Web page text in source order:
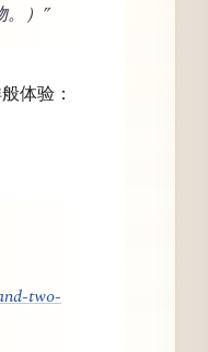
。）”
体验：
two-